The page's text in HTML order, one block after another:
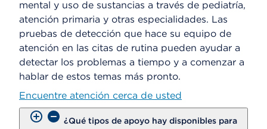
mental y uso de sustancias a través de pediatría,
atención primaria y otras especialidades. Las
pruebas de detección que hace su equipo de
atención en las citas de rutina pueden ayudar a
detectar los problemas a tiempo y a comenzar a
hablar de estos temas más pronto.
Encuentre atención cerca de usted
¿Qué tipos de apoyo hay disponibles para